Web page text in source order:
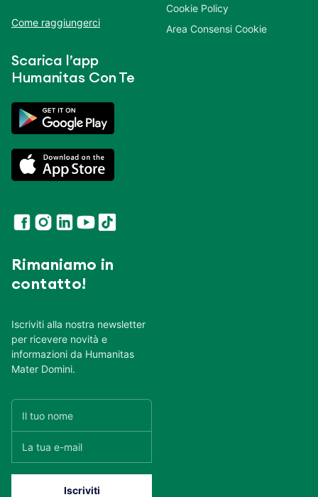
Come raggiungerci
Scarica l’app
Humanitas Con Te
Rimaniamo in
contatto!
Iscriviti alla nostra newsletter
per ricevere novità e
informazioni da Humanitas
Mater Domini.
Cookie Policy
Area Consensi Cookie